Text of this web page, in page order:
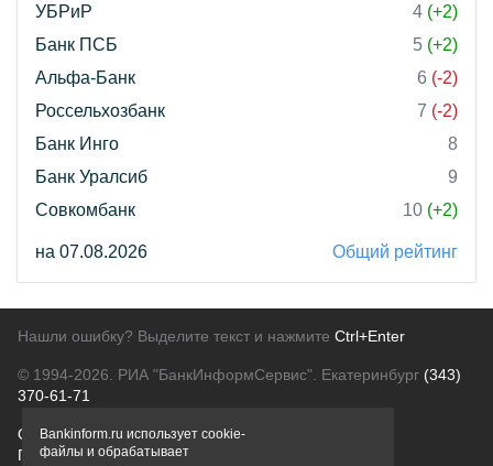
УБРиР
4 (+2)
Банк ПСБ
5 (+2)
Альфа-Банк
6 (-2)
Россельхозбанк
7 (-2)
Банк Инго
8
Банк Уралсиб
9
Совкомбанк
10 (+2)
на 07.08.2026 Общий рейтинг
Нашли ошибку? Выделите текст и нажмите Ctrl+Enter
© 1994-2026. РИА "БанкИнформСервис". Екатеринбург (343)
370-61-71
О проектеПолитика конфиденциальности
Правовая информацияДля рекламодателей
Bankinform.ru использует cookie-
файлы и обрабатывает